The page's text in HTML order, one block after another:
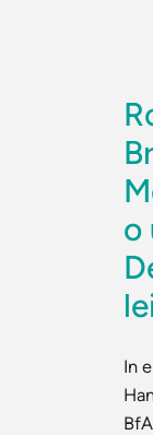
o
In